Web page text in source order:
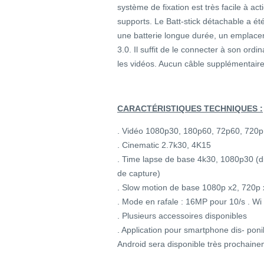
système de fixation est très facile à
supports. Le Batt-stick détachable a
une batterie longue durée, un
3.0. Il suffit de le connecter à son
les vidéos. Aucun câble
CARACTÉRISTIQUES TECHNIQUES :
. Vidéo 1080p30, 180p60, 72p60,
. Cinematic 2.7k30, 4K15
. Time lapse de base 4k30, 1080p30
de capture)
. Slow motion de base 1080p x2, 720p
. Mode en rafale : 16MP pour 10/s .
. Plusieurs accessoires disponibles
. Application pour smartphone dis-
Android sera disponible très